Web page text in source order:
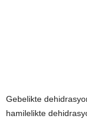
Gebelikte
hamilelikte